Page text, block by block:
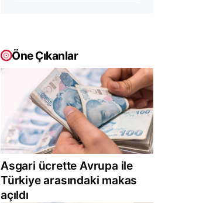
Öne Çıkanlar
Asgari ücrette Avrupa ile
Türkiye arasındaki makas
açıldı